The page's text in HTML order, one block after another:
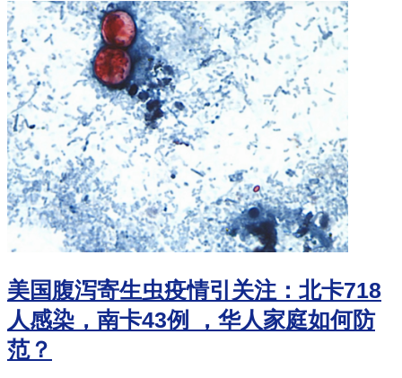
美国腹泻寄生虫疫情引关注：北卡718
人感染，南卡43例 ，华人家庭如何防
范？